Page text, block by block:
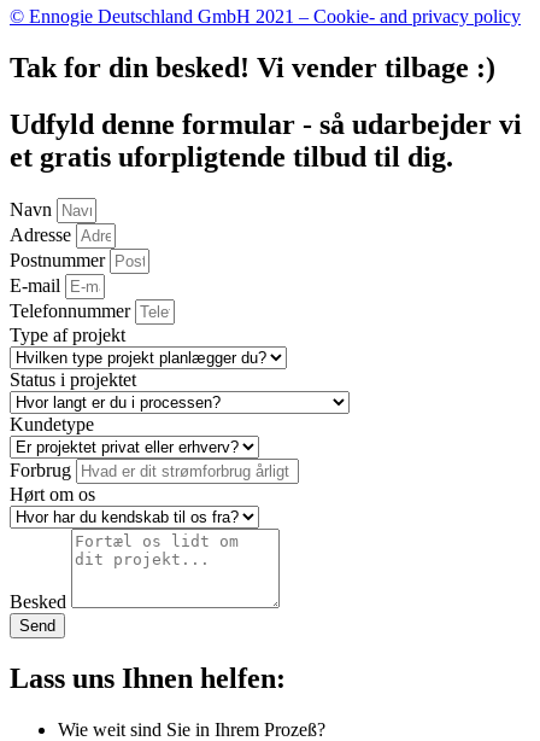
© Ennogie Deutschland GmbH 2021 – Cookie- and privacy policy
Tak for din besked! Vi vender tilbage :)
Udfyld denne formular - så udarbejder vi
et gratis uforpligtende tilbud til dig.
Navn
Adresse
Postnummer
E-mail
Telefonnummer
Type af projekt
Status i projektet
Kundetype
Forbrug
Hørt om os
Besked
Send
Lass uns Ihnen helfen:
Wie weit sind Sie in Ihrem Prozeß?